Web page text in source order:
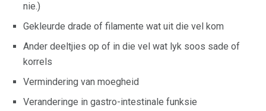
nie.)
Gekleurde drade of filamente wat uit die vel kom
Ander deeltjies op of in die vel wat lyk soos sade of
korrels
Vermindering van moegheid
Veranderinge in gastro-intestinale funksie